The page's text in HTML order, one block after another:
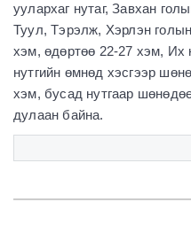
уулархаг нутаг, Завхан
Туул, Тэрэлж, Хэрлэн
хэм, өдөртөө 22-27 хэм, Их
нутгийн өмнөд хэсгээр
хэм, бусад нутгаар
дулаан байна.